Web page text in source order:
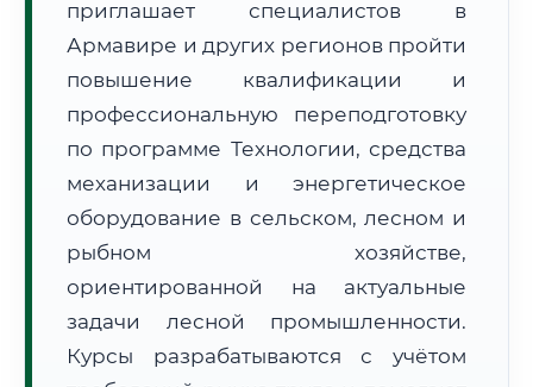
Расчет логистики оригиналов:
• Экспресс-доставка СДЭК / Почтой:4–6 рабочих дней
приглашает специалистов в
Армавире и других регионов пройти
повышение квалификации и
профессиональную переподготовку
по программе Технологии, средства
механизации и энергетическое
оборудование в сельском, лесном и
рыбном хозяйстве,
ориентированной на актуальные
задачи лесной промышленности.
Курсы разрабатываются с учётом